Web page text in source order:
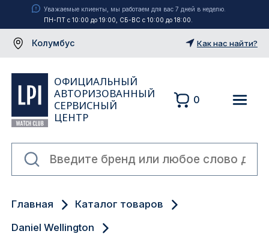
Уважаемые клиенты, мы работаем для вас 7 дней в неделю.
ПН-ПТ с 10:00 до 19:00, СБ-ВС с 10:00 до 18:00.
Колумбус
Екатеринбург
Как нас найти?
ОФИЦИАЛЬНЫЙ
АВТОРИЗОВАННЫЙ
СЕРВИСНЫЙ
ЦЕНТР
0
Главная
Каталог товаров
Daniel Wellington